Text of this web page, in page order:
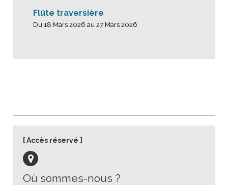
Flûte traversière
Du 18 Mars 2026 au 27 Mars 2026
Où sommes-nous ?
Accès réservé